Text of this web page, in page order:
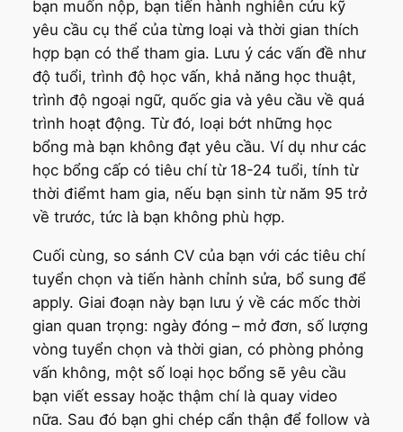
bạn muốn nộp, bạn tiến hành nghiên cứu kỹ
yêu cầu cụ thể của từng loại và thời gian thích
hợp bạn có thể tham gia. Lưu ý các vấn đề như
độ tuổi, trình độ học vấn, khả năng học thuật,
trình độ ngoại ngữ, quốc gia và yêu cầu về quá
trình hoạt động. Từ đó, loại bớt những học
bổng mà bạn không đạt yêu cầu. Ví dụ như các
học bổng cấp có tiêu chí từ 18-24 tuổi, tính từ
thời điểmt ham gia, nếu bạn sinh từ năm 95 trở
về trước, tức là bạn không phù hợp.
Cuối cùng, so sánh CV của bạn với các tiêu chí
tuyển chọn và tiến hành chỉnh sửa, bổ sung để
apply. Giai đoạn này bạn lưu ý về các mốc thời
gian quan trọng: ngày đóng – mở đơn, số lượng
vòng tuyển chọn và thời gian, có phòng phỏng
vấn không, một số loại học bổng sẽ yêu cầu
bạn viết essay hoặc thậm chí là quay video
nữa. Sau đó bạn ghi chép cẩn thận để follow và